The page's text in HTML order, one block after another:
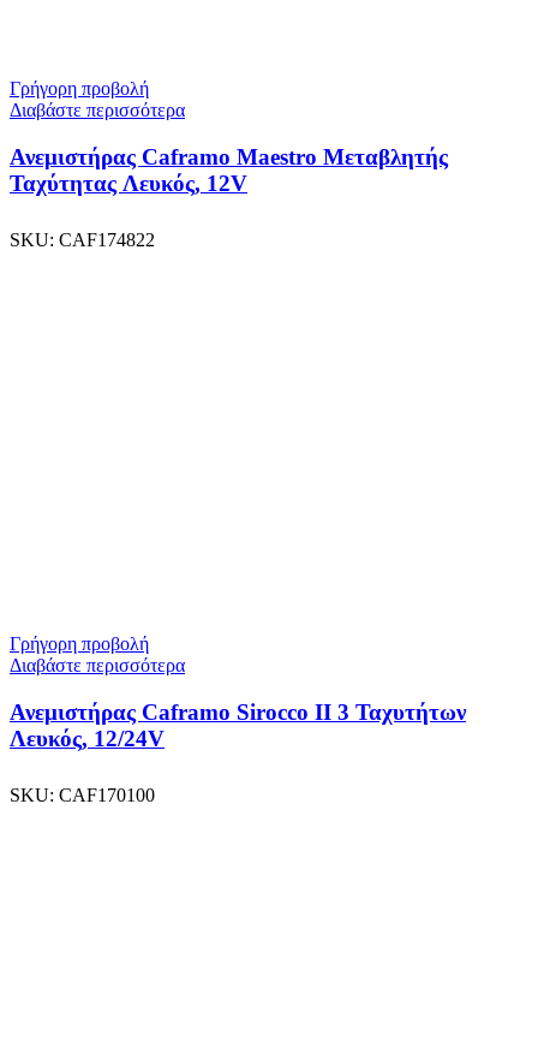
Γρήγορη προβολή
Διαβάστε περισσότερα
Ανεμιστήρας Caframo Maestro Mεταβλητής
Ταχύτητας Λευκός, 12V
SKU: CAF174822
Γρήγορη προβολή
Διαβάστε περισσότερα
Ανεμιστήρας Caframo Sirocco II 3 Ταχυτήτων
Λευκός, 12/24V
SKU: CAF170100